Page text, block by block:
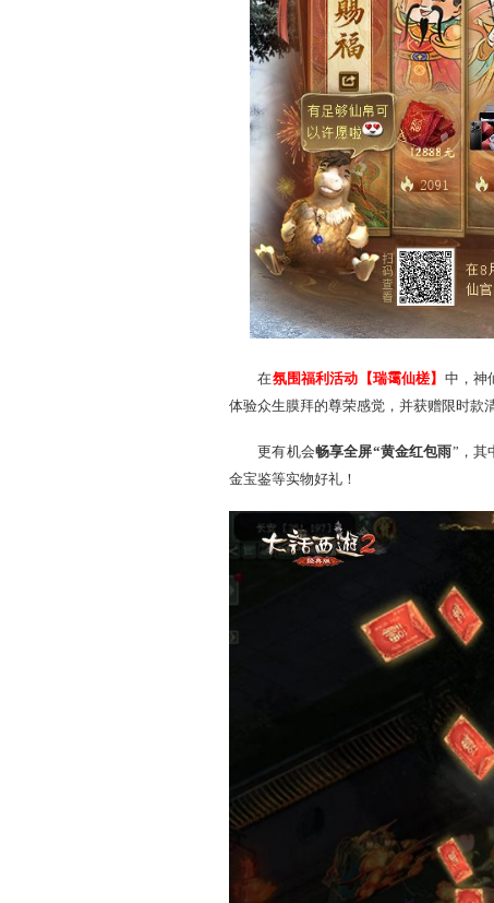
福利活动【仙官赐福】
月15日在线开奖，100%必得
氛围福利活动【瑞霭
体验众生膜拜的尊荣感觉，
更有机会畅享全屏“黄金
金宝鉴等实物 好礼！